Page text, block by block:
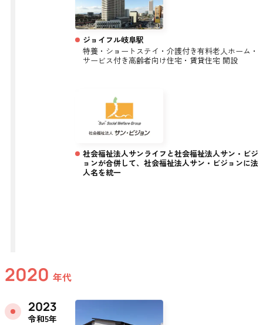
ジョイフル岐阜駅
特養・ショートステイ・介護付き有料老人ホーム・
サービス付き高齢者向け住宅・賃貸住宅 開設
社会福祉法人サンライフと社会福祉法人サン・ビジ
ョンが合併して、社会福祉法人サン・ビジョンに法
人名を統一
2020 年代
2023
令和5年